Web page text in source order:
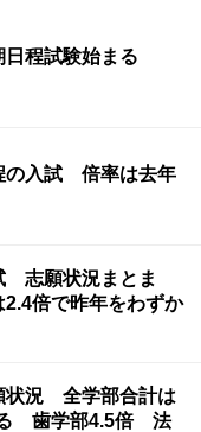
日程試験始まる
の入試 倍率は去年
志願状況まとま
倍で昨年をわずか
状況 全学部合計は
る 歯学部4.5倍 法